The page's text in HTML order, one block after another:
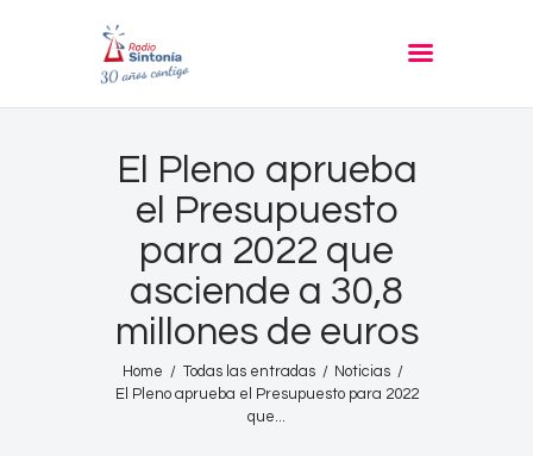
El Pleno aprueba
el Presupuesto
para 2022 que
asciende a 30,8
millones de euros
Home Todas las entradas
Noticias
El Pleno aprueba el Presupuesto para 2022
que...
RADIO SINTONIA
Inicio
Informativos
Noticias
Podcast
Nuestra Historia